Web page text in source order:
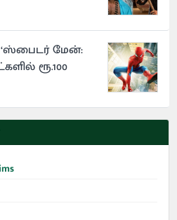
‘ஸ்பைடர் மேன்:
ரூ.100